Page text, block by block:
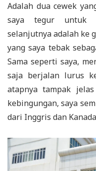
Adalah dua cewek
saya tegur untuk
selanjutnya adalah ke
yang saya tebak
Sama seperti saya,
saja berjalan lurus
atapnya tampak
kebingungan, saya
dari Inggris dan